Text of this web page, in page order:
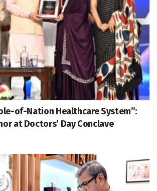
of-Nation Healthcare System”:
at Doctors’ Day Conclave